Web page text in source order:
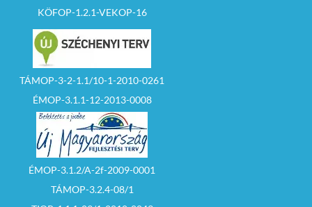
KÖFOP-1.2.1-VEKOP-16
TÁMOP-3-2-1.1/10-1-2010-0261
ÉMOP-3.1.1-12-2013-0008
ÉMOP-3.1.2/A-2f-2009-0001
TÁMOP-3.2.4-08/1